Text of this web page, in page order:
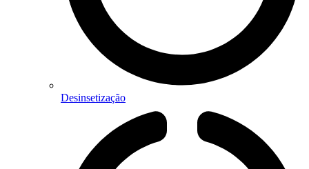
Desinsetização